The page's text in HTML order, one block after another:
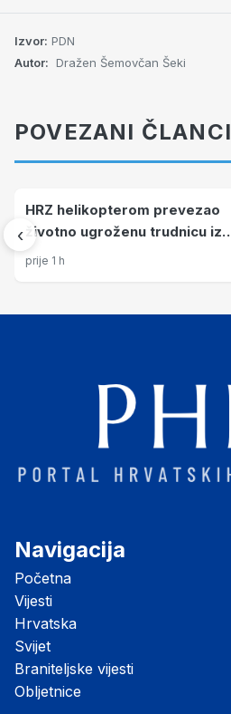
Izvor: PDN
Autor: Dražen Šemovčan Šeki
POVEZANI ČLANCI
‹
HRZ helikopterom prevezao
životno ugroženu trudnicu iz
Dubrovnika u KBC Split
prije 1 h
Navigacija
Početna
Vijesti
Hrvatska
Svijet
Braniteljske vijesti
Obljetnice